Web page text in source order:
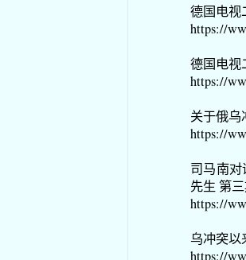
德国电视
https://
德国电视
https://
关于俄乌
https://
司马南
先生 第
https://
乌冲突以
https://